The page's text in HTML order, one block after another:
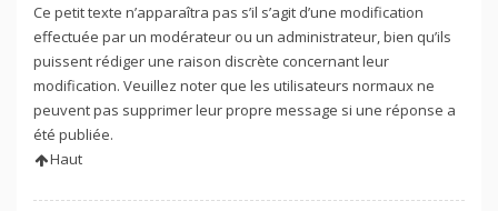
Ce petit texte n’apparaîtra pas s’il s’agit d’une modification
effectuée par un modérateur ou un administrateur, bien qu’ils
puissent rédiger une raison discrète concernant leur
modification. Veuillez noter que les utilisateurs normaux ne
peuvent pas supprimer leur propre message si une réponse a
été publiée.
Haut